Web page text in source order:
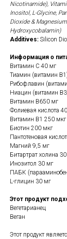
Nicotinamide),
Inositol, L-Glycine,
Dioxide &
Hydroxycobalamin)
Additives: Silicon
Информация о
Витамин С 40 мг
Тиамин (витамин
Рибофлавин
Ниацин (витамин
Витамин B650 мг
Фолиевая кислота
Витамин B1 250 мкг
Биотин 200 мкг
Пантотеновая
Магний 9,5 мг
Битартрат холина
Инозитол 30 мг
ПАБК
L-глицин 30 мг
Этот продукт
Вегетарианец
Веган
Этот продукт